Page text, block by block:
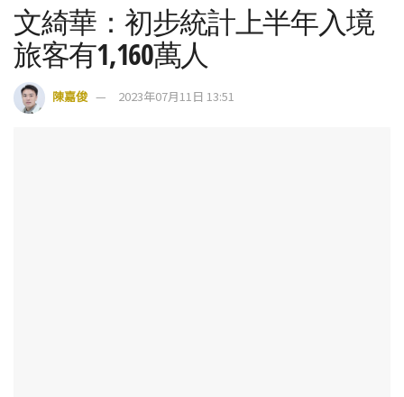
文綺華：初步統計上半年入境
旅客有1,160萬人
陳嘉俊 2023年07月11日 13:51